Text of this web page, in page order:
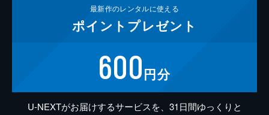
最新作のレンタルに使える
ポイント プレゼント
600円分
U-NEXTがお届けするサービスを、31日間ゆっくりと